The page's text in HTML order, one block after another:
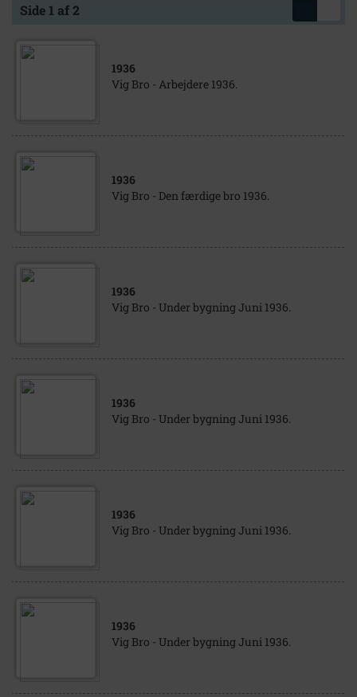
Side 1 af 2
1936
Vig Bro - Arbejdere 1936.
1936
Vig Bro - Den færdige bro 1936.
1936
Vig Bro - Under bygning Juni 1936.
1936
Vig Bro - Under bygning Juni 1936.
1936
Vig Bro - Under bygning Juni 1936.
1936
Vig Bro - Under bygning Juni 1936.